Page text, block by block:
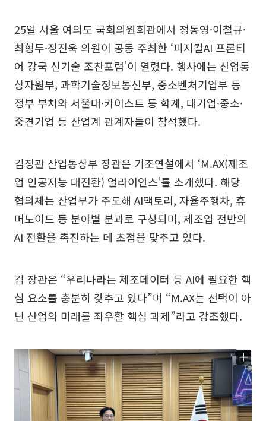
25일 서울 여의도 국회의원회관에서 정동영·이철규·
최형두·정진욱 의원이 공동 주최한 ‘피지컬AI 프론티
어 강국 신기술 조찬포럼’이 열렸다. 행사에는 산업통
상자원부, 과학기술정보통신부, 중소벤처기업부 등
정부 부처와 서울대·카이스트 등 학계, 대기업·중소·
중견기업 등 산업계 관계자들이 참석했다.
김정관 산업통상부 장관은 기조연설에서 ‘M.AX(제조
업 인공지능 대전환) 얼라이언스’를 소개했다. 해당
협의체는 산업부가 주도해 AI팩토리, 자율주행차, 휴
머노이드 등 분야별 분과로 구성되며, 제조업 전반의
AI 전환을 촉진하는 데 초점을 맞추고 있다.
김 장관은 “우리나라는 제조데이터 등 AI에 필요한 핵
심 요소를 충분히 갖추고 있다”며 “M.AX는 선택이 아
닌 산업의 미래를 좌우할 핵심 과제”라고 강조했다.